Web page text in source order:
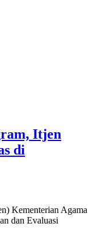
Itjen
di
Kementerian Agama
dan Evaluasi